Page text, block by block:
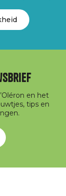
en het
tips en